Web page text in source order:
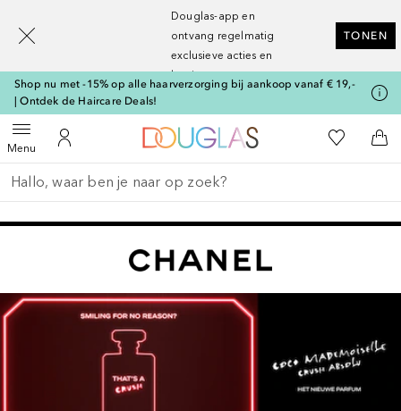
Douglas-app en
ontvang regelmatig
exclusieve acties en
kortingen
TONEN
Shop nu met -15% op alle haarverzorging bij aankoop vanaf € 19,-
| Ontdek de Haircare Deals!
MenuOpen menuNaar Mijn Account
Naar Douglas Home
Naar Mijn
Ga terug
Zoekopdracht uitvoeren
Slider overslaan
[navigation.slideout.screenreader]